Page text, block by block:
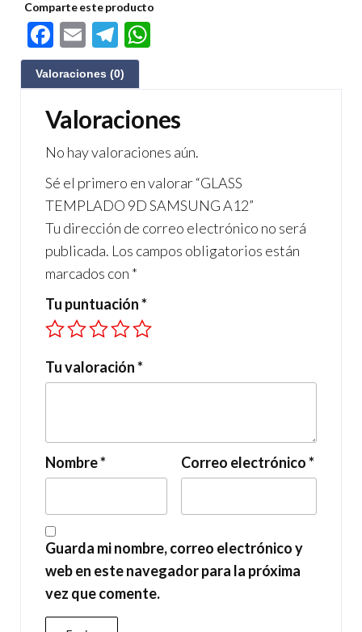
Comparte este producto
F
ac
e
b
o
o
k
E
m
ail
Te
le
gr
a
m
s
A
p
p
Valoraciones (0)
Valoraciones
No hay valoraciones aún.
Sé el primero en valorar “GLASS
TEMPLADO 9D SAMSUNG A12”
Tu dirección de correo electrónico no será
publicada. Los campos obligatorios están
marcados con *
Tu puntuación*
Tu valoración*
Nombre* Correo electrónico*
Guarda mi nombre, correo electrónico y
web en este navegador para la próxima
vez que comente.